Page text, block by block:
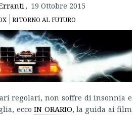
, 19 Ottobre 2015
RITORNO AL FUTURO
regolari, non soffre di insonnia e
eccoIN ORARIO, la guida ai film